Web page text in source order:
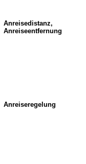
Anreisedistanz,
Anreiseentfernung
Anreiseregelung